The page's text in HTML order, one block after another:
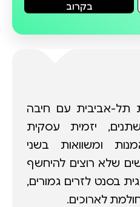
בקרוב
תל-אביבית עם חיבה
יזמית עסקית
ומשוואות בשני
שלא רוצים להיחשף
בסנט לזרים גמורים,
לארוכים.